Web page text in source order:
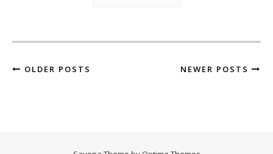
OLDER POSTS NEWER POSTS